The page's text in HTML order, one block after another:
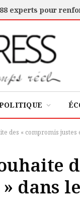
des « compromis
dans